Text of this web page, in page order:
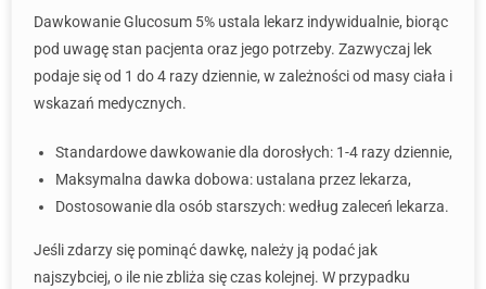
Dawkowanie Glucosum 5% ustala lekarz indywidualnie, biorąc
pod uwagę stan pacjenta oraz jego potrzeby. Zazwyczaj lek
podaje się od 1 do 4 razy dziennie, w zależności od masy ciała i
wskazań medycznych.
Standardowe dawkowanie dla dorosłych: 1-4 razy dziennie,
Maksymalna dawka dobowa: ustalana przez lekarza,
Dostosowanie dla osób starszych: według zaleceń lekarza.
Jeśli zdarzy się pominąć dawkę, należy ją podać jak
najszybciej, o ile nie zbliża się czas kolejnej. W przypadku